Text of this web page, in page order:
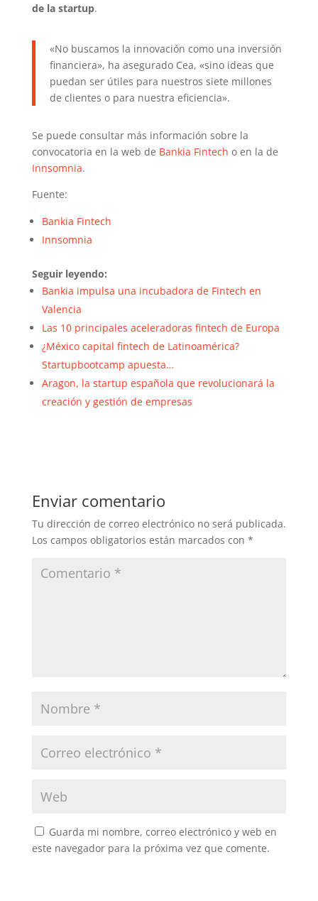
de la startup.
«No buscamos la innovación como una inversión
financiera», ha asegurado Cea, «sino ideas que
puedan ser útiles para nuestros siete millones
de clientes o para nuestra eficiencia».
Se puede consultar más información sobre la
convocatoria en la web de Bankia Fintech o en la de
Innsomnia.
Fuente:
Bankia Fintech
Innsomnia
Seguir leyendo:
Bankia impulsa una incubadora de Fintech en
Valencia
Las 10 principales aceleradoras fintech de Europa
¿México capital fintech de Latinoamérica?
Startupbootcamp apuesta…
Aragon, la startup española que revolucionará la
creación y gestión de empresas
Enviar comentario
Tu dirección de correo electrónico no será publicada.
Los campos obligatorios están marcados con *
Guarda mi nombre, correo electrónico y web en
este navegador para la próxima vez que comente.